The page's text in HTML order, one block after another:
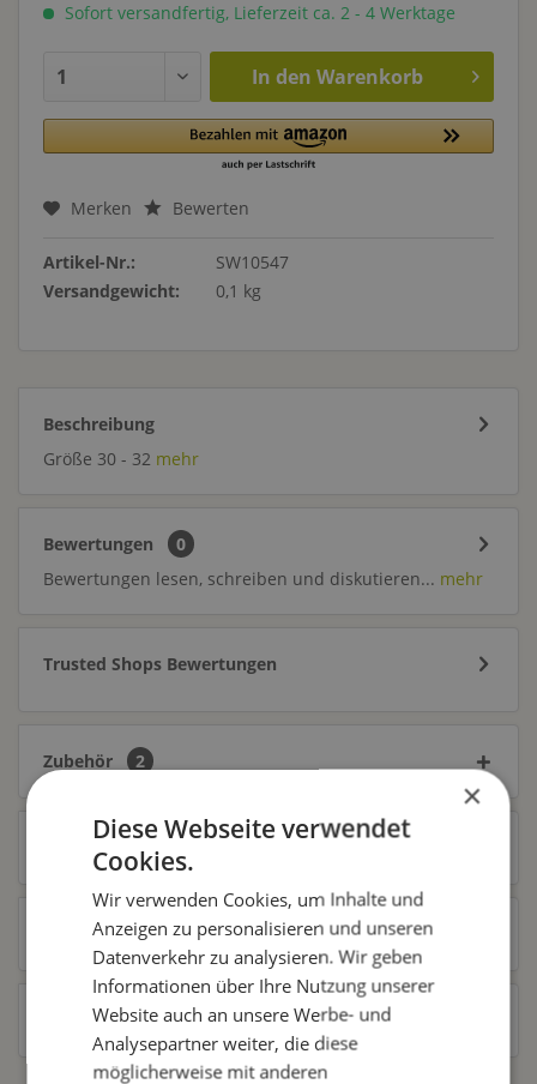
Sofort versandfertig, Lieferzeit ca. 2 - 4 Werktage
In den Warenkorb
Merken Bewerten
Artikel-Nr.:
SW10547
Versandgewicht:
0,1 kg
Beschreibung
Größe 30 - 32 mehr
Bewertungen
0
Bewertungen lesen, schreiben und diskutieren... mehr
Trusted Shops Bewertungen
Zubehör 2
Ähnliche Artikel
Kunden kauften auch
Kunden haben sich ebenfalls angesehen
×
Diese Webseite verwendet
Cookies.
Wir verwenden Cookies, um Inhalte und
Anzeigen zu personalisieren und unseren
Datenverkehr zu analysieren. Wir geben
Informationen über Ihre Nutzung unserer
Website auch an unsere Werbe- und
Analysepartner weiter, die diese
möglicherweise mit anderen